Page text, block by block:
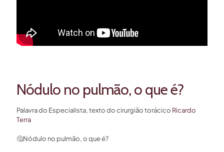
Nódulo no pulmão, o que é?
Palavra do Especialista, texto do cirurgião torácico Ricardo
Terra
🤔Nódulo no pulmão, o que é?⁣